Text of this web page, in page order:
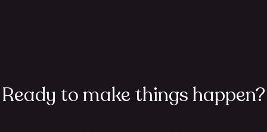
Ready to make things happen?